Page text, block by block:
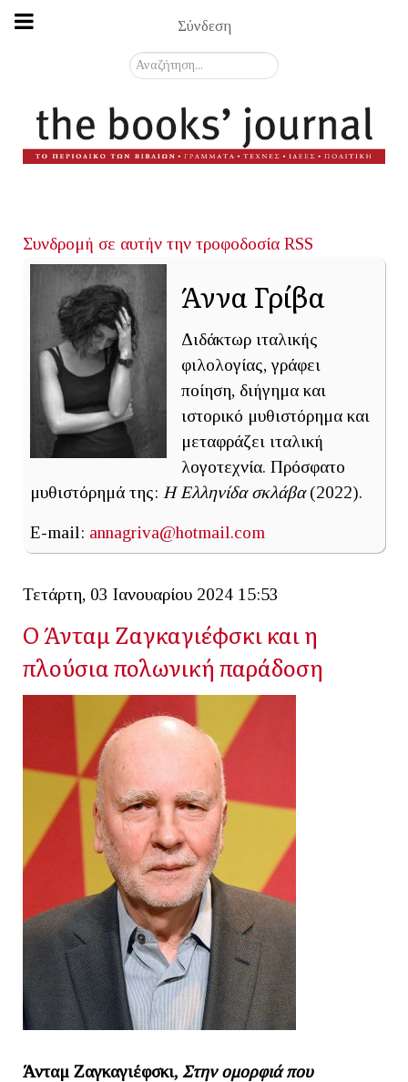
Σύνδεση
Αναζήτηση...
Συνδρομή σε αυτήν την τροφοδοσία RSS
Άννα Γρίβα
Διδάκτωρ ιταλικής
φιλολογίας, γράφει
ποίηση, διήγημα και
ιστορικό μυθιστόρημα και
μεταφράζει ιταλική
λογοτεχνία. Πρόσφατο
μυθιστόρημά της: Η Ελληνίδα σκλάβα(2022).
E-mail: annagriva@hotmail.com
Τετάρτη, 03 Ιανουαρίου 2024 15:53
Ο Άνταμ Ζαγκαγιέφσκι και η
πλούσια πολωνική παράδοση
Άνταμ Ζαγκαγιέφσκι, Στην ομορφιά που